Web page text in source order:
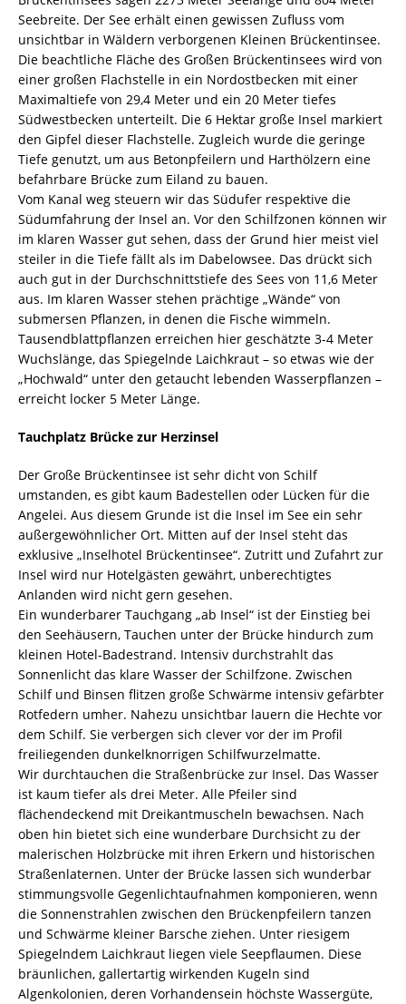
Seebreite. Der See erhält einen gewissen Zufluss vom
unsichtbar in Wäldern verborgenen Kleinen Brückentinsee.
Die beachtliche Fläche des Großen Brückentinsees wird von
einer großen Flachstelle in ein Nordostbecken mit einer
Maximaltiefe von 29,4 Meter und ein 20 Meter tiefes
Südwestbecken unterteilt. Die 6 Hektar große Insel markiert
den Gipfel dieser Flachstelle. Zugleich wurde die geringe
Tiefe genutzt, um aus Betonpfeilern und Harthölzern eine
befahrbare Brücke zum Eiland zu bauen.
Vom Kanal weg steuern wir das Südufer respektive die
Südumfahrung der Insel an. Vor den Schilfzonen können wir
im klaren Wasser gut sehen, dass der Grund hier meist viel
steiler in die Tiefe fällt als im Dabelowsee. Das drückt sich
auch gut in der Durchschnittstiefe des Sees von 11,6 Meter
aus. Im klaren Wasser stehen prächtige „Wände“ von
submersen Pflanzen, in denen die Fische wimmeln.
Tausendblattpflanzen erreichen hier geschätzte 3-4 Meter
Wuchslänge, das Spiegelnde Laichkraut – so etwas wie der
„Hochwald“ unter den getaucht lebenden Wasserpflanzen –
erreicht locker 5 Meter Länge.
Tauchplatz Brücke zur Herzinsel
Der Große Brückentinsee ist sehr dicht von Schilf
umstanden, es gibt kaum Badestellen oder Lücken für die
Angelei. Aus diesem Grunde ist die Insel im See ein sehr
außergewöhnlicher Ort. Mitten auf der Insel steht das
exklusive „Inselhotel Brückentinsee“. Zutritt und Zufahrt zur
Insel wird nur Hotelgästen gewährt, unberechtigtes
Anlanden wird nicht gern gesehen.
Ein wunderbarer Tauchgang „ab Insel“ ist der Einstieg bei
den Seehäusern, Tauchen unter der Brücke hindurch zum
kleinen Hotel-Badestrand. Intensiv durchstrahlt das
Sonnenlicht das klare Wasser der Schilfzone. Zwischen
Schilf und Binsen flitzen große Schwärme intensiv gefärbter
Rotfedern umher. Nahezu unsichtbar lauern die Hechte vor
dem Schilf. Sie verbergen sich clever vor der im Profil
freiliegenden dunkelknorrigen Schilfwurzelmatte.
Wir durchtauchen die Straßenbrücke zur Insel. Das Wasser
ist kaum tiefer als drei Meter. Alle Pfeiler sind
flächendeckend mit Dreikantmuscheln bewachsen. Nach
oben hin bietet sich eine wunderbare Durchsicht zu der
malerischen Holzbrücke mit ihren Erkern und historischen
Straßenlaternen. Unter der Brücke lassen sich wunderbar
stimmungsvolle Gegenlichtaufnahmen komponieren, wenn
die Sonnenstrahlen zwischen den Brückenpfeilern tanzen
und Schwärme kleiner Barsche ziehen. Unter riesigem
Spiegelndem Laichkraut liegen viele Seepflaumen. Diese
bräunlichen, gallertartig wirkenden Kugeln sind
Algenkolonien, deren Vorhandensein höchste Wassergüte,